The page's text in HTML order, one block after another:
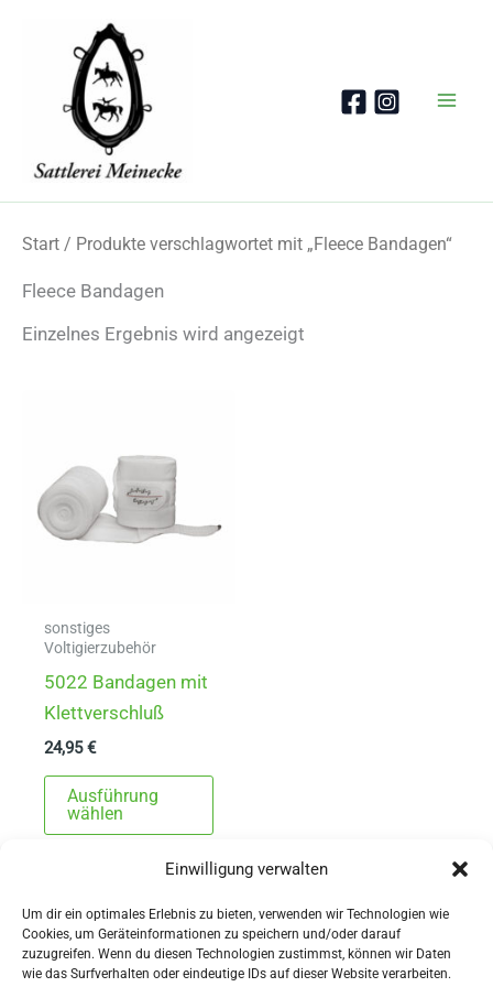
Einwilligung verwalten
Um dir ein optimales Erlebnis zu bieten, verwenden wir Technologien wie
Cookies, um Geräteinformationen zu speichern und/oder darauf
zuzugreifen. Wenn du diesen Technologien zustimmst, können wir Daten
wie das Surfverhalten oder eindeutige IDs auf dieser Website verarbeiten.
Start / Produkte verschlagwortet mit „Fleece Bandagen“
Fleece Bandagen
Einzelnes Ergebnis wird angezeigt
sonstiges
Voltigierzubehör
5022 Bandagen mit
Klettverschluß
24,95€
Ausführung
wählen
Dieses
mehrere
Varianten
auf.
Die